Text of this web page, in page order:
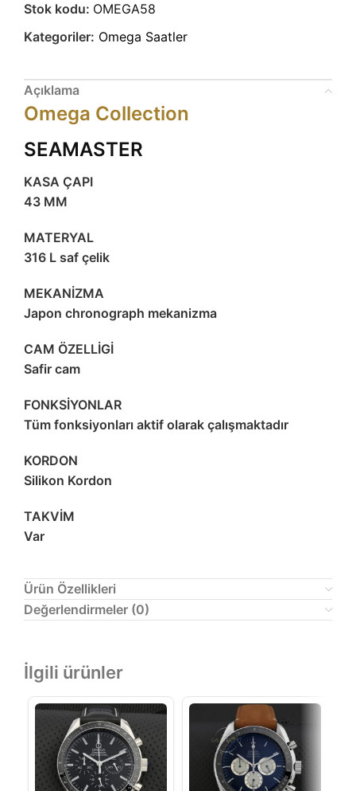
Stok kodu: OMEGA58
Kategoriler: Omega Saatler
Açıklama
Omega Collection
SEAMASTER
KASA ÇAPI
43 MM
MATERYAL
316 L saf çelik
MEKANİZMA
Japon chronograph mekanizma
CAM ÖZELLİGİ
Safir cam
FONKSİYONLAR
Tüm fonksiyonları aktif olarak çalışmaktadır
KORDON
Silikon Kordon
TAKVİM
Var
Ürün Özellikleri
Değerlendirmeler (0)
İlgili ürünler